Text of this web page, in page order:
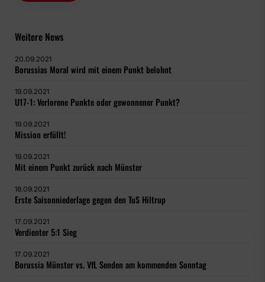
Weitere News
20.09.2021
Borussias Moral wird mit einem Punkt belohnt
19.09.2021
U17-1: Verlorene Punkte oder gewonnener Punkt?
19.09.2021
Mission erfüllt!
19.09.2021
Mit einem Punkt zurück nach Münster
18.09.2021
Erste Saisonniederlage gegen den TuS Hiltrup
17.09.2021
Verdienter 5:1 Sieg
17.09.2021
Borussia Münster vs. VfL Senden am kommenden Sonntag